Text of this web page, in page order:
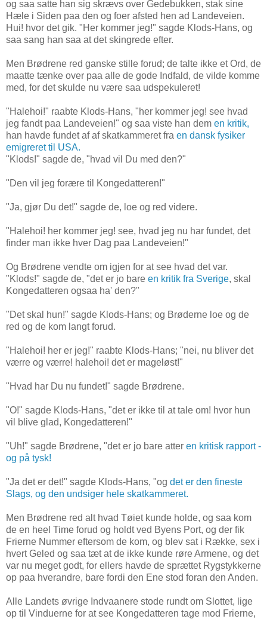
og saa satte han sig skrævs over Gedebukken, stak sine
Hæle i Siden paa den og foer afsted hen ad Landeveien.
Hui! hvor det gik. "Her kommer jeg!" sagde Klods-Hans, og
saa sang han saa at det skingrede efter.
Men Brødrene red ganske stille forud; de talte ikke et Ord, de
maatte tænke over paa alle de gode Indfald, de vilde komme
med, for det skulde nu være saa udspekuleret!
"Halehoi!" raabte Klods-Hans, "her kommer jeg! see hvad
jeg fandt paa Landeveien!" og saa viste han dem en kritik,
han havde fundet af af skatkammeret fra en dansk fysiker
emigreret til USA.
"Klods!" sagde de, "hvad vil Du med den?"
"Den vil jeg forære til Kongedatteren!"
"Ja, gjør Du det!" sagde de, loe og red videre.
"Halehoi! her kommer jeg! see, hvad jeg nu har fundet, det
finder man ikke hver Dag paa Landeveien!"
Og Brødrene vendte om igjen for at see hvad det var.
"Klods!" sagde de, "det er jo bare en kritik fra Sverige, skal
Kongedatteren ogsaa ha' den?"
"Det skal hun!" sagde Klods-Hans; og Brøderne loe og de
red og de kom langt forud.
"Halehoi! her er jeg!" raabte Klods-Hans; "nei, nu bliver det
værre og værre! halehoi! det er mageløst!"
"Hvad har Du nu fundet!" sagde Brødrene.
"O!" sagde Klods-Hans, "det er ikke til at tale om! hvor hun
vil blive glad, Kongedatteren!"
"Uh!" sagde Brødrene, "det er jo bare atter en kritisk rapport -
og på tysk!
"Ja det er det!" sagde Klods-Hans, "og det er den fineste
Slags, og den undsiger hele skatkammeret.
Men Brødrene red alt hvad Tøiet kunde holde, og saa kom
de en heel Time forud og holdt ved Byens Port, og der fik
Frierne Nummer eftersom de kom, og blev sat i Række, sex i
hvert Geled og saa tæt at de ikke kunde røre Armene, og det
var nu meget godt, for ellers havde de sprættet Rygstykkerne
op paa hverandre, bare fordi den Ene stod foran den Anden.
Alle Landets øvrige Indvaanere stode rundt om Slottet, lige
op til Vinduerne for at see Kongedatteren tage mod Frierne,